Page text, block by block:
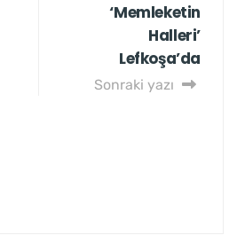
‘Memleketin
Halleri’
Lefkoşa’da
Sonraki yazı